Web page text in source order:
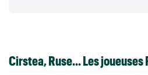
Cirstea, Ruse... Les joueuses